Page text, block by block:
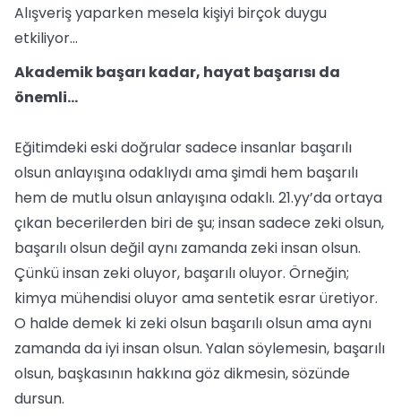
Alışveriş yaparken mesela kişiyi birçok duygu
etkiliyor…
Akademik başarı kadar, hayat başarısı da
önemli…
Eğitimdeki eski doğrular sadece insanlar başarılı
olsun anlayışına odaklıydı ama şimdi hem başarılı
hem de mutlu olsun anlayışına odaklı. 21.yy’da ortaya
çıkan becerilerden biri de şu; insan sadece zeki olsun,
başarılı olsun değil aynı zamanda zeki insan olsun.
Çünkü insan zeki oluyor, başarılı oluyor. Örneğin;
kimya mühendisi oluyor ama sentetik esrar üretiyor.
O halde demek ki zeki olsun başarılı olsun ama aynı
zamanda da iyi insan olsun. Yalan söylemesin, başarılı
olsun, başkasının hakkına göz dikmesin, sözünde
dursun.